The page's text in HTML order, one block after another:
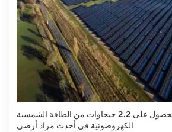
ألمانيا تسعى للحصول على 2.2 جيجاوات من الطاقة الشمسية
الكهروضوئية في أحدث مزاد أرضي